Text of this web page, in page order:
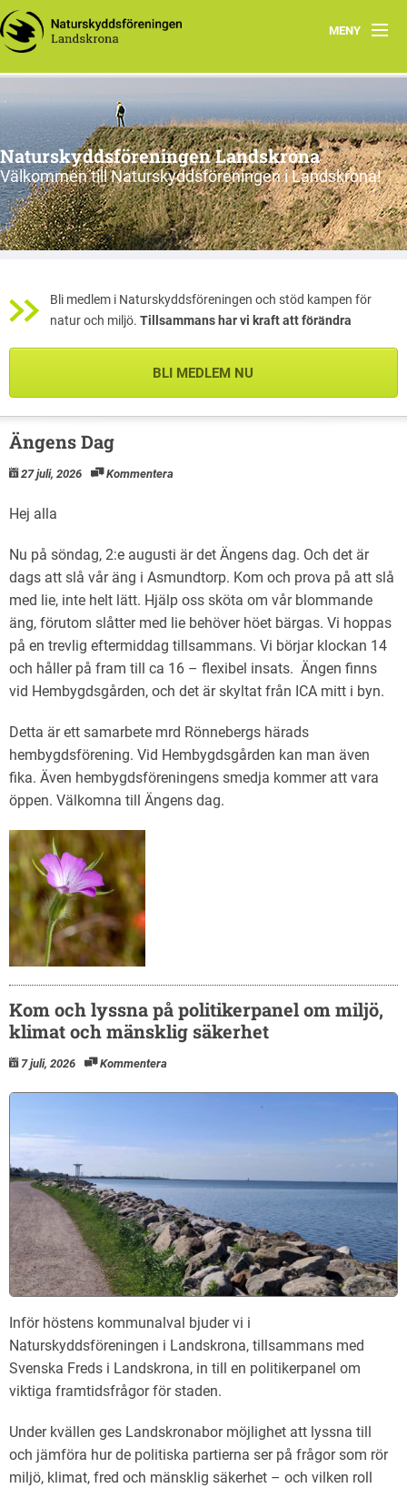
MENY
Kontakt
Smultronställen
Valet 2026
Arbetsgrupper miljö & klimat
Cykelturer runt Landskrona
Naturskyddsföreningen Landskrona
Välkommen till Naturskyddsföreningen i Landskrona!
Bli medlem i Naturskyddsföreningen och stöd kampen för
natur och miljö. Tillsammans har vi kraft att förändra
BLI MEDLEM NU
Ängens Dag
27 juli, 2026 Kommentera
Hej alla
Nu på söndag, 2:e augusti är det Ängens dag. Och det är
dags att slå vår äng i Asmundtorp. Kom och prova på att slå
med lie, inte helt lätt. Hjälp oss sköta om vår blommande
äng, förutom slåtter med lie behöver höet bärgas. Vi hoppas
på en trevlig eftermiddag tillsammans. Vi börjar klockan 14
och håller på fram till ca 16 – flexibel insats. Ängen finns
vid Hembygdsgården, och det är skyltat från ICA mitt i byn.
Detta är ett samarbete mrd Rönnebergs härads
hembygdsförening. Vid Hembygdsgården kan man även
fika. Även hembygdsföreningens smedja kommer att vara
öppen. Välkomna till Ängens dag.
Kom och lyssna på politikerpanel om miljö,
klimat och mänsklig säkerhet
7 juli, 2026 Kommentera
Inför höstens kommunalval bjuder vi i
Naturskyddsföreningen i Landskrona, tillsammans med
Svenska Freds i Landskrona, in till en politikerpanel om
viktiga framtidsfrågor för staden.
Under kvällen ges Landskronabor möjlighet att lyssna till
och jämföra hur de politiska partierna ser på frågor som rör
miljö, klimat, fred och mänsklig säkerhet – och vilken roll